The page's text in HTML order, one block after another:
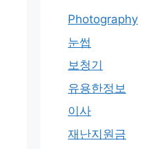
Photography
눈썹
보청기
유용한정보
이사
재난지원금